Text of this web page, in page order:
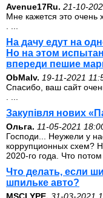
Avenue17Ru. 21-10-
Мне кажется это
На дачу едут на
Но на этом
впереди пешие
ОbMalv. 19-11-2021
Спасибо, ваш сайт
Закупівля нових
Ольга. 11-05-2021
Господи... Неужели у
коррупционных схем?
2020-го года. Что
Что делать, если
шпильке авто?